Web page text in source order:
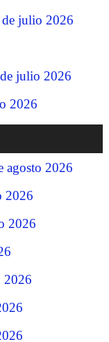
de julio 2026
julio 2026
2026
agosto 2026
2026
2026
2026